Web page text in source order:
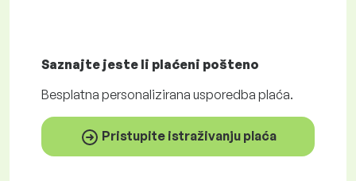
Saznajte jeste li plaćeni pošteno
Besplatna personalizirana usporedba plaća.
Pristupite istraživanju plaća